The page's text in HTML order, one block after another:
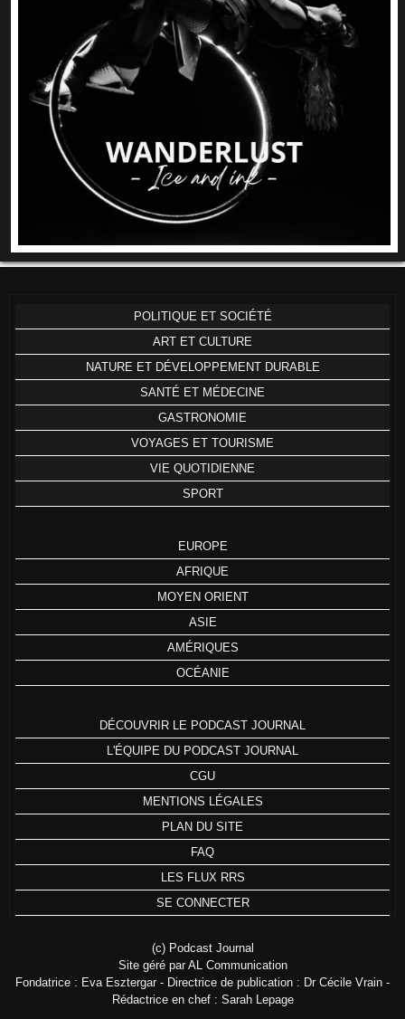
POLITIQUE ET SOCIÉTÉ
ART ET CULTURE
NATURE ET DÉVELOPPEMENT DURABLE
SANTÉ ET MÉDECINE
GASTRONOMIE
VOYAGES ET TOURISME
VIE QUOTIDIENNE
SPORT
EUROPE
AFRIQUE
MOYEN ORIENT
ASIE
AMÉRIQUES
OCÉANIE
DÉCOUVRIR LE PODCAST JOURNAL
L'ÉQUIPE DU PODCAST JOURNAL
CGU
MENTIONS LÉGALES
PLAN DU SITE
FAQ
LES FLUX RRS
SE CONNECTER
(c) Podcast Journal
Site géré par AL Communication
Fondatrice : Eva Esztergar - Directrice de publication : Dr Cécile Vrain -
Rédactrice en chef : Sarah Lepage